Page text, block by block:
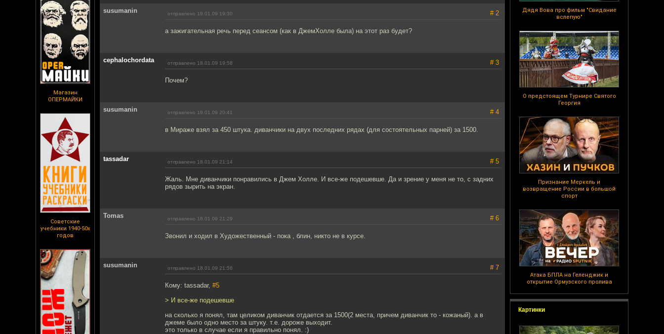
Магазин
ОПЕРМАЙКИ
Советские
учебники 1940-50х
годов
Дядя Вова про фильм "Свидание
вслепую"
О предстоящем Турнире Святого
Георгия
Признание Меркель и
возвращение России в большой
спорт
Атака БПЛА на Геленджик и
открытие Ормузского пролива
Картинки
susumanin отправлено 18.01.09 19:30 # 2
а зажигательная речь перед сеансом (как в ДжемХолле была) на этот раз будет?
cephalochordata отправлено 18.01.09 19:58 # 3
Почем?
susumanin отправлено 18.01.09 20:41 # 4
в Мираже взял за 450 штука. диванчики на двух последних рядах (для состоятельных парней) за 1500.
tassadar отправлено 18.01.09 21:14 # 5
Жаль. Мне диванчики понравились в Джем Холле. И все-же подешевше. Да и зрение у меня не то, с задних
рядов зырить на экран.
Tomas отправлено 18.01.09 21:29 # 6
Звонил и ходил в Художественный - пока , блин, никто не в курсе.
susumanin отправлено 18.01.09 21:56 # 7
Кому: tassadar, #5
> И все-же подешевше
на сколько я понял, там целиком диванчик отдается за 1500(2 места, причем диванчик то - кожаный). а в
джеме было одно место за штуку. т.е. дороже выходит.
это только в случае если я правильно понял. :)